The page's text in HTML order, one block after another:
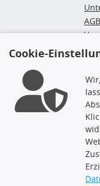
AGB
Cookie-